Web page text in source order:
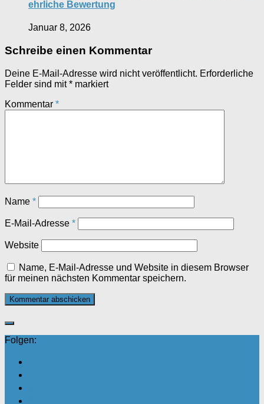
ehrliche Bewertung
Januar 8, 2026
Schreibe einen Kommentar
Deine E-Mail-Adresse wird nicht veröffentlicht. Erforderliche
Felder sind mit* markiert
Kommentar *
Name *
E-Mail-Adresse *
Website
Name, E-Mail-Adresse und Website in diesem Browser
für meinen nächsten Kommentar speichern.
Folgen: